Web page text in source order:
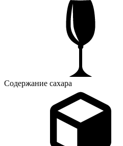
Содержание сахара